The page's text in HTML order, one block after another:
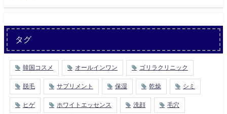
タグ
韓国コスメ オールインワン ゴリラクリニック
脱毛 サプリメント 保湿 乾燥 シミ
ヒゲ ホワイトエッセンス 洗顔 毛穴